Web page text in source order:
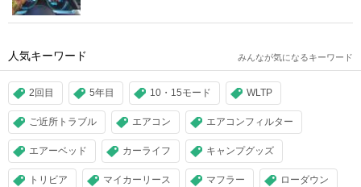
人気キーワード みんなが気になるキーワード
2回目 5年目 10・15モード WLTP
ご近所トラブル エアコン エアコンフィルター
エアーベッド カーライフ キャンプグッズ
トリビア マイカーリース マフラー ローダウン